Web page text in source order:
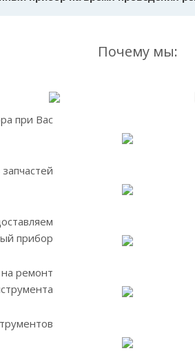
Почему мы:
при Вас
прибор
ремонт